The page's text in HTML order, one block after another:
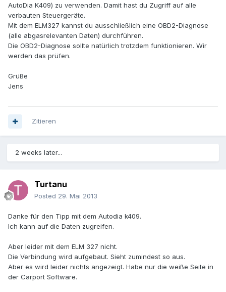
AutoDia K409) zu verwenden. Damit hast du Zugriff auf alle
verbauten Steuergeräte.
Mit dem ELM327 kannst du ausschließlich eine OBD2-Diagnose
(alle abgasrelevanten Daten) durchführen.
Die OBD2-Diagnose sollte natürlich trotzdem funktionieren. Wir
werden das prüfen.
Grüße
Jens
Zitieren
2 weeks later...
Turtanu
Posted 29. Mai 2013
Danke für den Tipp mit dem Autodia k409.
Ich kann auf die Daten zugreifen.
Aber leider mit dem ELM 327 nicht.
Die Verbindung wird aufgebaut. Sieht zumindest so aus.
Aber es wird leider nichts angezeigt. Habe nur die weiße Seite in
der Carport Software.